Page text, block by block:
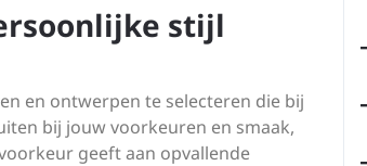
stijl
en ontwerpen te selecteren die bij
bij jouw voorkeuren en smaak,
geeft aan opvallende